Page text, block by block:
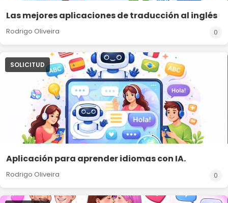
Las mejores aplicaciones de traducción al inglés
Rodrigo Oliveira 0
SOLICITUD
Aplicación para aprender idiomas con IA.
Rodrigo Oliveira 0